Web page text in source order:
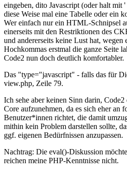
eingeben, dito Javascript (oder halt
diese Weise mal eine Tabelle oder ein
Wer einfach nur ein HTML-Schnipsel
einerseits mit den Restriktionen des
und andererseits keine Lust hat, wegen
Hochkommas erstmal die ganze Seite
Code2 nun doch deutlich komfortabler.
Das "type="javascript" - falls das für
view.php, Zeile 79.
Ich sehe aber keinen Sinn darin,
Core aufzunehmen, da es sich eher an
Benutzer*innen richtet, die damit
mithin kein Problem darstellen sollte,
ggf. eigenen Bedürfnissen anzupassen.
Nachtrag: Die eval()-Diskussion
reichen meine PHP-Kenntnisse nicht.